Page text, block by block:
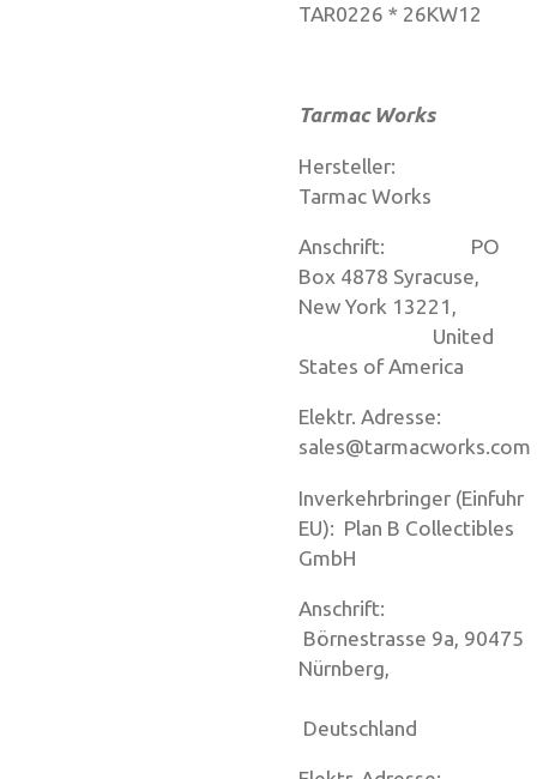
TAR0226 * 26KW12
Tarmac Works
Hersteller:
Tarmac Works
Anschrift: PO
Box 4878 Syracuse,
New York 13221,
United
States of America
Elektr. Adresse:
sales@tarmacworks.com
Inverkehrbringer (Einfuhr
EU): Plan B Collectibles
GmbH
Anschrift:
Börnestrasse 9a, 90475
Nürnberg,
Deutschland